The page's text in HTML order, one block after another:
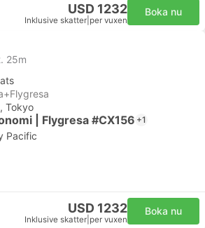
USD 1232
Inklusive skatter per vuxen
Boka nu
25m
Tokyo
| Flygresa #CX156 +1
Pacific
USD 1232
Inklusive skatter per vuxen
Boka nu